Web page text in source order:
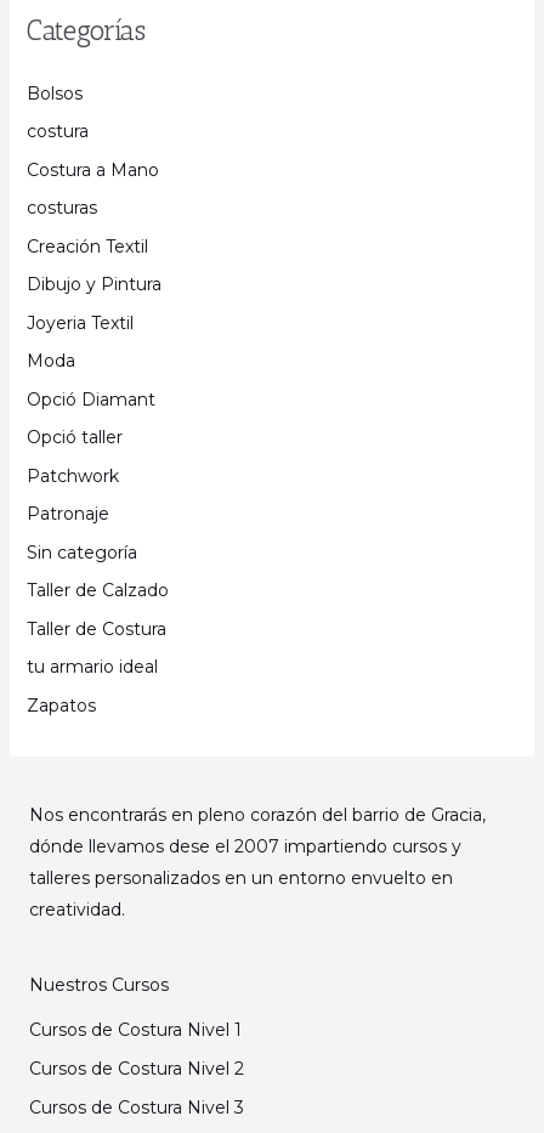
Categorías
Bolsos
costura
Costura a Mano
costuras
Creación Textil
Dibujo y Pintura
Joyeria Textil
Moda
Opció Diamant
Opció taller
Patchwork
Patronaje
Sin categoría
Taller de Calzado
Taller de Costura
tu armario ideal
Zapatos
Nos encontrarás en pleno corazón del barrio de Gracia,
dónde llevamos dese el 2007 impartiendo cursos y
talleres personalizados en un entorno envuelto en
creatividad.
Nuestros Cursos
Cursos de Costura Nivel 1
Cursos de Costura Nivel 2
Cursos de Costura Nivel 3